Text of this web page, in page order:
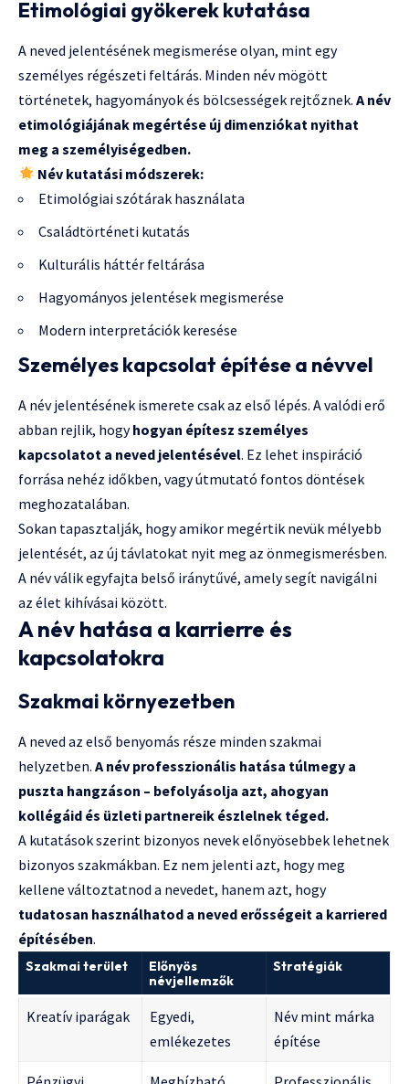
Etimológiai gyökerek kutatása
A neved jelentésének megismerése olyan, mint egy
személyes régészeti feltárás. Minden név mögött
történetek, hagyományok és bölcsességek rejtőznek. A név
etimológiájának megértése új dimenziókat nyithat
meg a személyiségedben.
Név kutatási módszerek:
Etimológiai szótárak használata
Családtörténeti kutatás
Kulturális háttér feltárása
Hagyományos jelentések megismerése
Modern interpretációk keresése
Személyes kapcsolat építése a névvel
A név jelentésének ismerete csak az első lépés. A valódi erő
abban rejlik, hogyhogyan építesz személyes
kapcsolatot a neved jelentésével. Ez lehet inspiráció
forrása nehéz időkben, vagy útmutató fontos döntések
meghozatalában.
Sokan tapasztalják, hogy amikor megértik nevük mélyebb
jelentését, az új távlatokat nyit meg az önmegismerésben.
A név válik egyfajta belső iránytűvé, amely segít navigálni
az élet kihívásai között.
A név hatása a karrierre és
kapcsolatokra
Szakmai környezetben
A neved az első benyomás része minden szakmai
helyzetben. A név professzionális hatása túlmegy a
puszta hangzáson – befolyásolja azt, ahogyan
kollégáid és üzleti partnereik észlelnek téged.
A kutatások szerint bizonyos nevek előnyösebbek lehetnek
bizonyos szakmákban. Ez nem jelenti azt, hogy meg
kellene változtatnod a nevedet, hanem azt, hogy
tudatosan használhatod a neved erősségeit a karriered
építésében.
Szakmai terület
Előnyös
névjellemzők
Stratégiák
Kreatív iparágak
Egyedi,
emlékezetes
Név mint márka
építése